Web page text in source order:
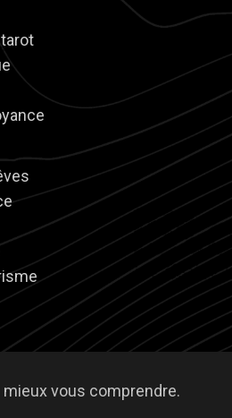
mieux vous comprendre.